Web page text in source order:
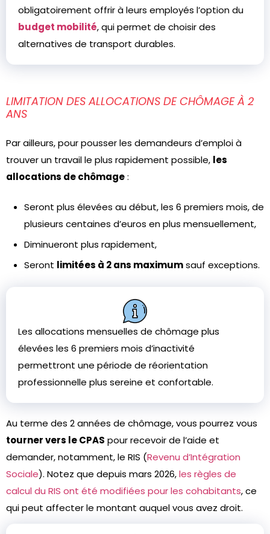
obligatoirement offrir à leurs employés l’option du
budget mobilité, qui permet de choisir des
alternatives de transport durables.
LIMITATION DES ALLOCATIONS DE CHÔMAGE À 2
ANS
Par ailleurs, pour pousser les demandeurs d’emploi à
trouver un travail le plus rapidement possible, les
allocations de chômage:
Seront plus élevées au début, les 6 premiers mois, de
plusieurs centaines d’euros en plus mensuellement,
Diminueront plus rapidement,
Seront limitées à 2 ans maximumsauf exceptions.
Les allocations mensuelles de chômage plus
élevées les 6 premiers mois d’inactivité
permettront une période de réorientation
professionnelle plus sereine et confortable.
Au terme des 2 années de chômage, vous pourrez vous
tourner vers le CPAS pour recevoir de l’aide et
demander, notamment, le RIS (Revenu d’Intégration
Sociale). Notez que depuis mars 2026,les règles de
calcul du RIS ont été modifiées pour les cohabitants, ce
qui peut affecter le montant auquel vous avez droit.